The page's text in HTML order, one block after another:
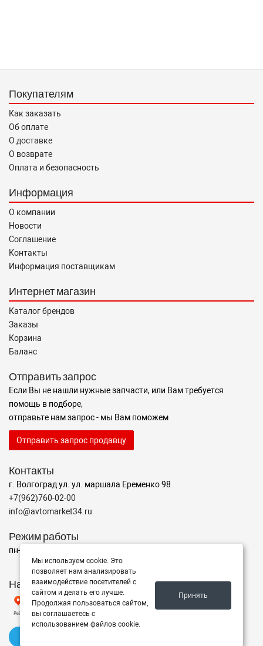
Покупателям
Как заказать
Об оплате
О доставке
О возврате
Оплата и безопасность
Информация
О компании
Новости
Соглашение
Контакты
Информация поставщикам
Интернет магазин
Каталог брендов
Заказы
Корзина
Баланс
Отправить запрос
Если Вы не нашли нужные запчасти, или Вам требуется
помощь в подборе,
отправьте нам запрос - мы Вам поможем
Отправить запрос продавцу
Контакты
г. Волгоград ул. ул. маршала Еременко 98
+7(962)760-02-00
info@avtomarket34.ru
Режим работы
пн-пт с 10:00 до 15:00, Сб-Вс выходной
Наш рейтинг на Яндексе
Мы используем cookie. Это
позволяет нам анализировать
взаимодействие посетителей с
сайтом и делать его лучше.
Продолжая пользоваться сайтом,
вы соглашаетесь с
использованием файлов cookie.
Принять